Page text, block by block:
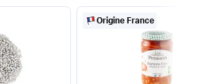
Origine France